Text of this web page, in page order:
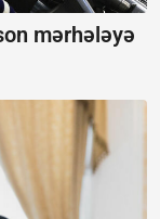
mərhələyə